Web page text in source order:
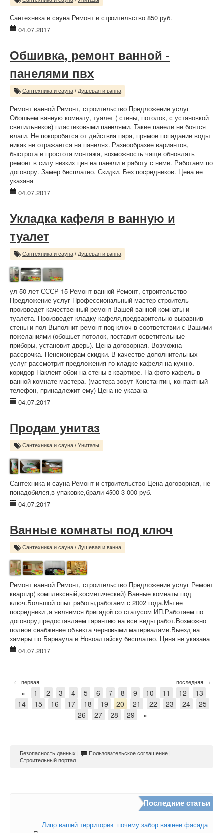
Сантехника и сауна Ремонт и строительство 850 руб.
04.07.2017
Обшивка, ремонт ванной -
панелями пвх
Сантехника и сауна / Душевая и ванна
Ремонт ванной Ремонт, строительство Предложение услуг
Обошьем ванную комнату, туалет ( стены, потолок, с установкой
светильников) пластиковыми панелями. Такие панели не боятся
влаги. Не покоробятся от действия пара, прямое попадание воды
никак не отражается на панелях. Разнообразие вариантов,
быстрота и простота монтажа, возможность чаще обновлять
ремонт в силу низких цен на панели и работу с ними. Работаем по
договору. Замер бесплатно. Скидки. Без посредников. Цена не
указана
04.07.2017
Укладка кафеля в ванную и
туалет
Сантехника и сауна / Душевая и ванна
ул 50 лет СССР 15 Ремонт ванной Ремонт, строительство
Предложение услуг Профессиональный мастер-строитель
произведет качественный ремонт Вашей ванной комнаты и
туалета. Произведет кладку кафеля,предварительно выравнив
стены и пол Выполнит ремонт под ключ в соответствии с Вашими
пожеланиями (обошьет потолок, поставит осветительные
приборы, установит дверь). Цена договорная. Возможна
рассрочка. Пенсионерам скидки. В качестве дополнительных
услуг рассмотрит предложения по кладке кафеля на кухню.
коридор Наклеит обои на стены в квартире. На фото кафель в
ванной комнате мастера. (мастера зовут Константин, контактный
телефон, принадлежит ему) Цена не указана
04.07.2017
Продам унитаз
Сантехника и сауна / Унитазы
Сантехника и сауна Ремонт и строительство Цена договорная, не
понадобился,в упаковке,брали 4500 3 000 руб.
04.07.2017
Ванные комнаты под ключ
Сантехника и сауна / Душевая и ванна
Ремонт ванной Ремонт, строительство Предложение услуг Ремонт
квартир( комплексный,косметический) Ванные комнаты под
ключ.Большой опыт работы,работаем с 2002 года.Мы не
посредники ,а являемся бригадой со статусом ИП.Работаем по
договору,предоставляем гарантию на все виды работ.Возможно
полное снабжение объекта черновыми материалами.Выезд на
замеры по Барнаула и Новоалтайску бесплатно. Цена не указана
04.07.2017
← первая последняя →
« 1 2 3 4 5 6 7 8 9 10 11 12
13
14
15 16 17 18 19 20 21 22 23 24
25
26
27 28 29 »
Безопасность данных | Пользовательское соглашение |
Строительный портал
Последние статьи
Лицо вашей территории: почему забор важнее фасада